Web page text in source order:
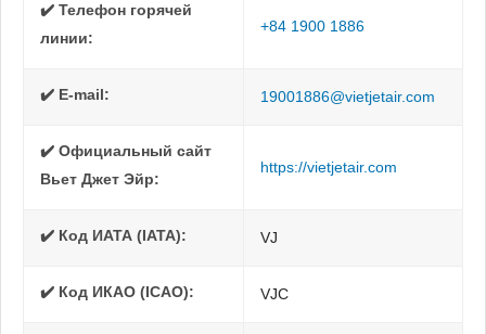
✔️ Телефон горячей
линии:
+84 1900 1886
✔️ E-mail: 19001886@vietjetair.com
✔️ Официальный сайт
Вьет Джет Эйр:
https://vietjetair.com
✔️ Код ИАТА (IATA): VJ
✔️ Код ИКАО (ICAO): VJC